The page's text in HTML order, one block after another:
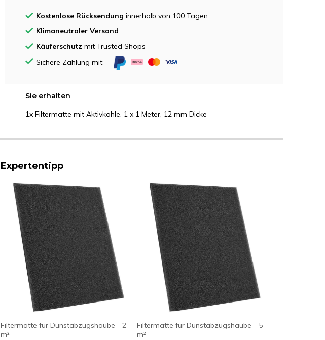
Kostenlose Rücksendung innerhalb von 100 Tagen
Klimaneutraler Versand
Käuferschutz mit Trusted Shops
Sichere Zahlung mit:
Sie erhalten
1x Filtermatte mit Aktivkohle. 1 x 1 Meter, 12 mm Dicke
Expertentipp
Filtermatte für Dunstabzugshaube - 2
m²
Filtermatte für Dunstabzugshaube - 5
m²